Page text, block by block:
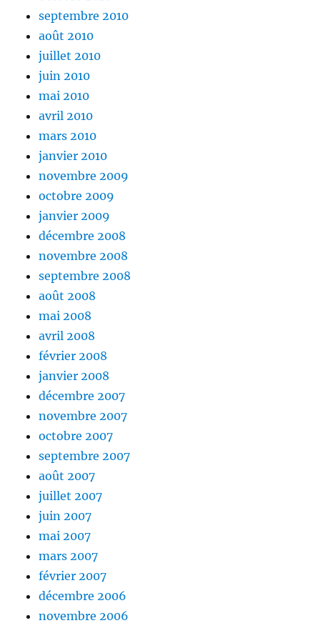
septembre 2010
août 2010
juillet 2010
juin 2010
mai 2010
avril 2010
mars 2010
janvier 2010
novembre 2009
octobre 2009
janvier 2009
décembre 2008
novembre 2008
septembre 2008
août 2008
mai 2008
avril 2008
février 2008
janvier 2008
décembre 2007
novembre 2007
octobre 2007
septembre 2007
août 2007
juillet 2007
juin 2007
mai 2007
mars 2007
février 2007
décembre 2006
novembre 2006